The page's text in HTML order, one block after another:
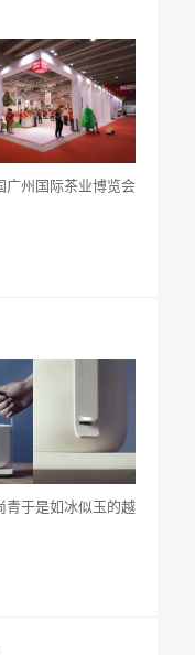
广州国际茶业博览会
青于是如冰似玉的越